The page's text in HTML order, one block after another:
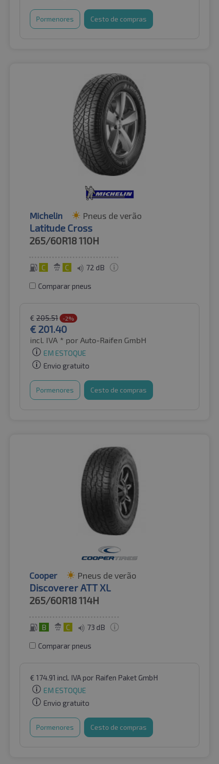
Pormenores Cesto de compras
Michelin Pneus de verão
Latitude Cross
265/60R18110H
C C 72 dB
Comparar pneus
€ 205.51 -2%
€ 201.40
incl. IVA * por Auto-Raifen GmbH
EM ESTOQUE
Envio gratuito
Pormenores Cesto de compras
Cooper Pneus de verão
Discoverer ATT XL
265/60R18114H
B C 73 dB
Comparar pneus
€ 174.91 incl. IVApor Raifen Paket GmbH
EM ESTOQUE
Envio gratuito
Pormenores Cesto de compras